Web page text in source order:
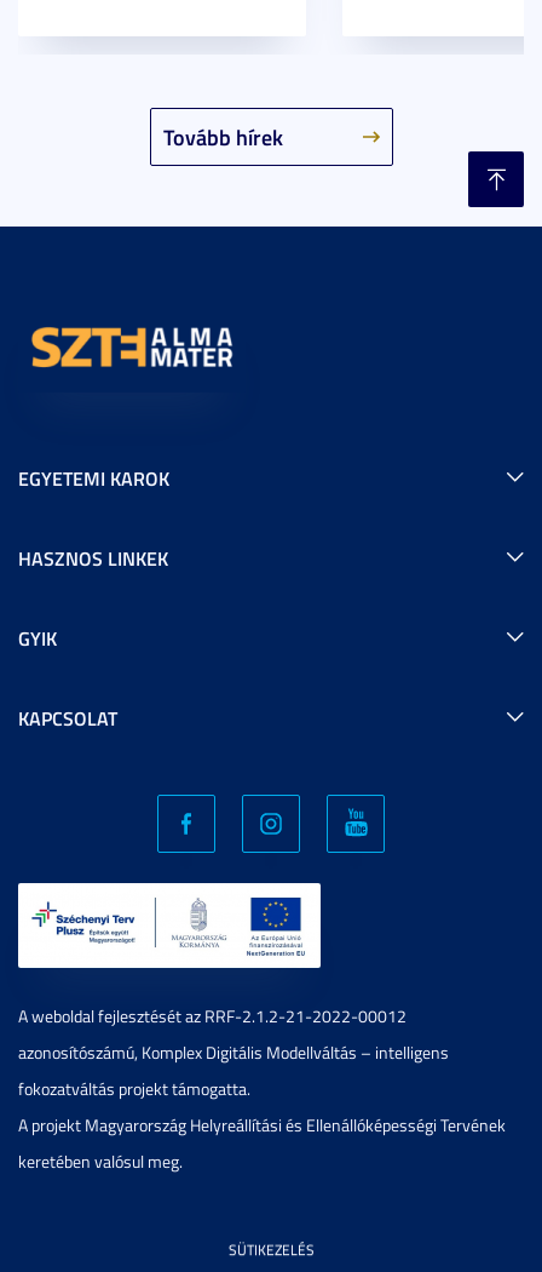
Tovább hírek
EGYETEMI KAROK
HASZNOS LINKEK
GYIK
KAPCSOLAT
A weboldal fejlesztését az RRF-2.1.2-21-2022-00012
azonosítószámú, Komplex Digitális Modellváltás – intelligens
fokozatváltás projekt támogatta.
A projekt Magyarország Helyreállítási és Ellenállóképességi Tervének
keretében valósul meg.
SÜTIKEZELÉS